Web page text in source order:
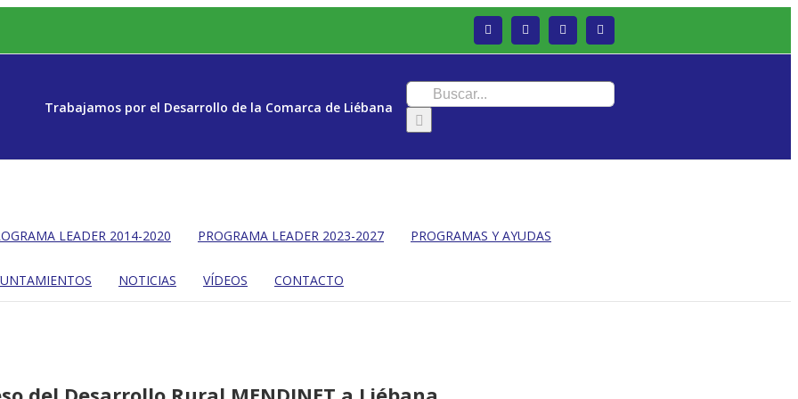
Facebook Twitter Instagram
Trabajamos por el Desarrollo de la Comarca de Liébana
Buscar:
LEADER 2014-2020 PROGRAMA LEADER 2023-2027 PROGRAMAS Y AYUDAS
NOTICIAS VÍDEOS CONTACTO